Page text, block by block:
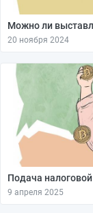
Можно ли
20 ноября 2024
Подача
9 апреля 2025